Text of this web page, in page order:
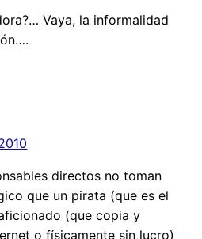
Vaya, la informalidad
directos no toman
que un pirata (que es el
(que copia y
o físicamente sin lucro)